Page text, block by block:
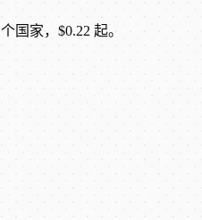
国家，$0.22 起。